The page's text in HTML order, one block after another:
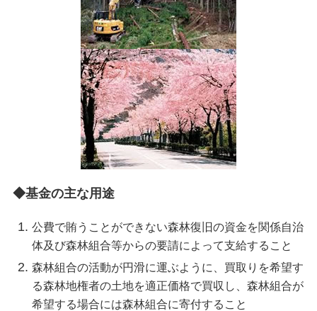
◆基金の主な用途
公費で賄うことができない森林復旧の資金を関係自治
体及び森林組合等からの要請によって支給すること
森林組合の活動が円滑に運ぶように、買取りを希望す
る森林地権者の土地を適正価格で買収し、森林組合が
希望する場合には森林組合に寄付すること